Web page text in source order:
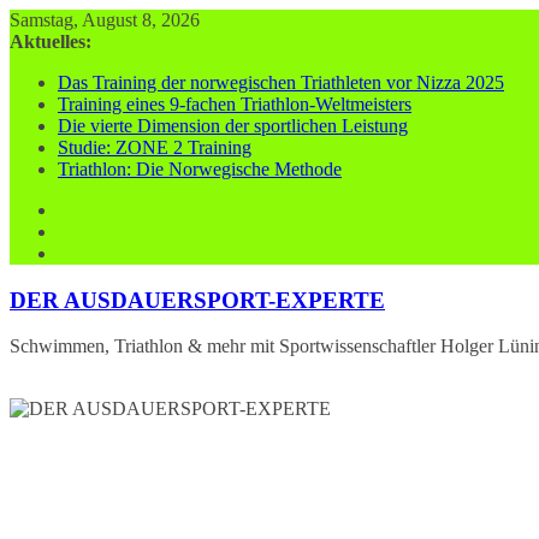
Zum
Inhalt
Samstag, August 8, 2026
Aktuelles:
Das Training der norwegischen Triathleten vor Nizza 2025
Training eines 9-fachen Triathlon-Weltmeisters
Die vierte Dimension der sportlichen Leistung
Studie: ZONE 2 Training
Triathlon: Die Norwegische Methode
DER AUSDAUERSPORT-EXPERTE
Schwimmen, Triathlon & mehr mit Sportwissenschaftler Holger